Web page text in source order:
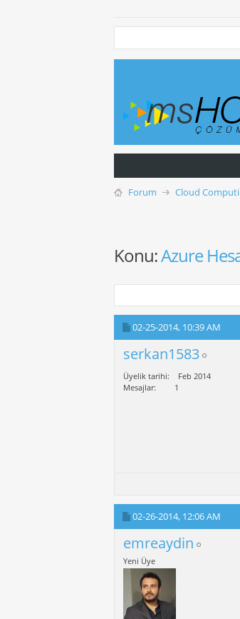
Forum Cloud
Konu:Azure
02-25-2014, 10:39 AM
serkan1583
Üyelik tarihi
Feb 2014
Mesajlar
1
02-26-2014, 12:06 AM
emreaydin
Yeni Üye